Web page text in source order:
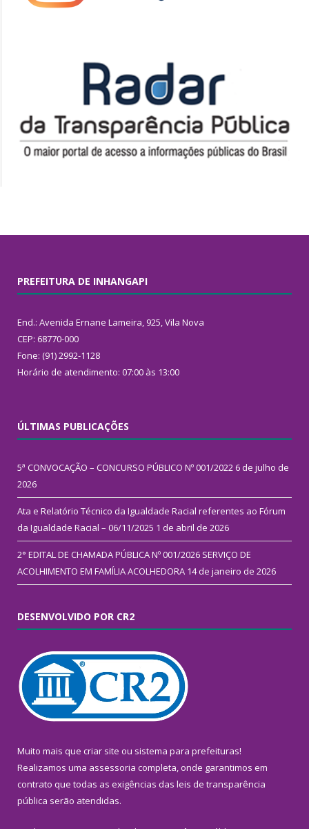
PREFEITURA DE INHANGAPI
End.: Avenida Ernane Lameira, 925, Vila Nova
CEP: 68770-000
Fone: (91) 2992-1128
Horário de atendimento: 07:00 às 13:00
ÚLTIMAS PUBLICAÇÕES
5ª CONVOCAÇÃO – CONCURSO PÚBLICO Nº 001/2022 6 de julho de
2026
Ata e Relatório Técnico da Igualdade Racial referentes ao Fórum
da Igualdade Racial – 06/11/2025 1 de abril de 2026
2° EDITAL DE CHAMADA PÚBLICA Nº 001/2026 SERVIÇO DE
ACOLHIMENTO EM FAMÍLIA ACOLHEDORA 14 de janeiro de 2026
DESENVOLVIDO POR CR2
Muito mais que criar site ou sistema para prefeituras!
Realizamos uma assessoria completa, onde garantimos em
contrato que todas as exigências das leis de transparência
pública serão atendidas.